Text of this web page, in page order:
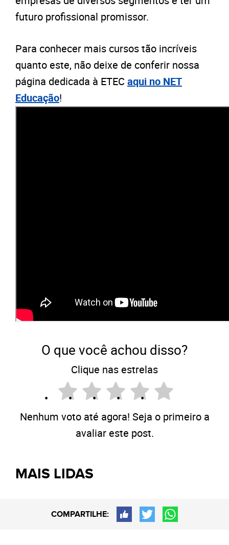
futuro profissional promissor.
Para conhecer mais cursos tão incríveis
quanto este, não deixe de conferir nossa
página dedicada à ETEC aqui no NET
Educação!
O que você achou disso?
Clique nas estrelas
Nenhum voto até agora! Seja o primeiro a
avaliar este post.
MAIS LIDAS
COMPARTILHE: